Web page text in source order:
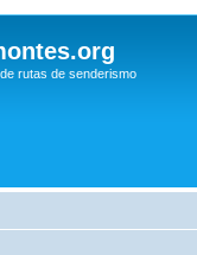
rutas de senderismo